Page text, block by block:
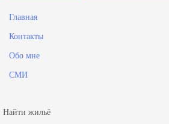
Главная
Контакты
Обо мне
СМИ
Найти жильё